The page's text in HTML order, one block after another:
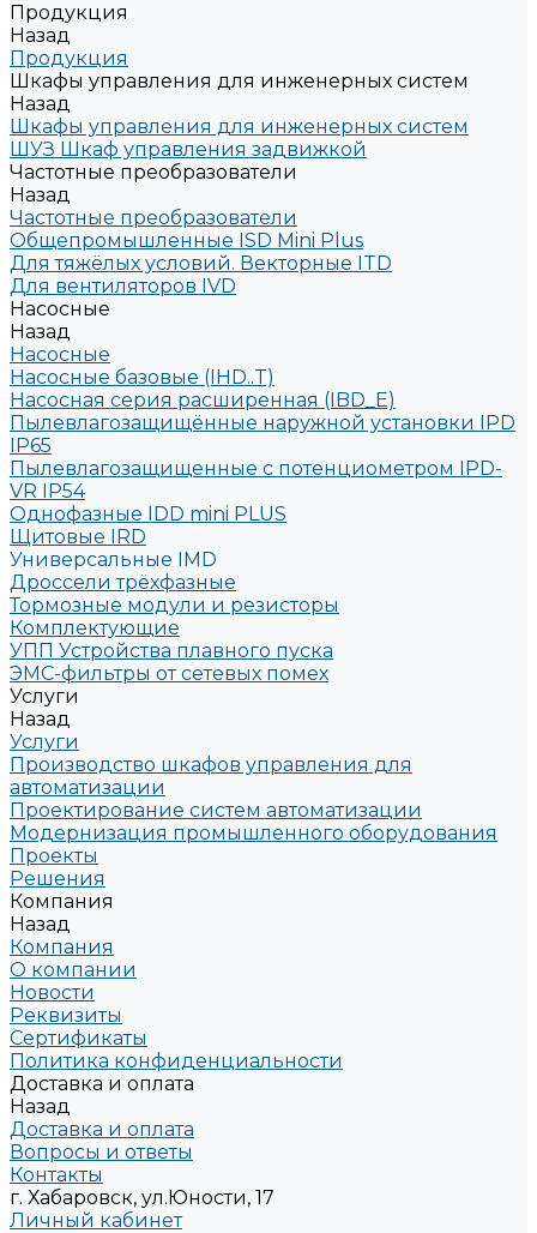
Продукция
Назад
Продукция
Шкафы управления для инженерных систем
Назад
Шкафы управления для инженерных систем
ШУЗ Шкаф управления задвижкой
Частотные преобразователи
Назад
Частотные преобразователи
Общепромышленные ISD Mini Plus
Для тяжёлых условий. Векторные ITD
Для вентиляторов IVD
Насосные
Назад
Насосные
Насосные базовые (IHD..T)
Насосная серия расширенная (IBD_E)
Пылевлагозащищённые наружной установки IPD
IP65
Пылевлагозащищенные с потенциометром IPD-
VR IP54
Однофазные IDD mini PLUS
Щитовые IRD
Универсальные IMD
Дроссели трёхфазные
Тормозные модули и резисторы
Комплектующие
УПП Устройства плавного пуска
ЭМС-фильтры от сетевых помех
Услуги
Назад
Услуги
Производство шкафов управления для
автоматизации
Проектирование систем автоматизации
Модернизация промышленного оборудования
Проекты
Решения
Компания
Назад
Компания
О компании
Новости
Реквизиты
Сертификаты
Политика конфиденциальности
Доставка и оплата
Назад
Доставка и оплата
Вопросы и ответы
Контакты
г. Хабаровск, ул.Юности, 17
Личный кабинет